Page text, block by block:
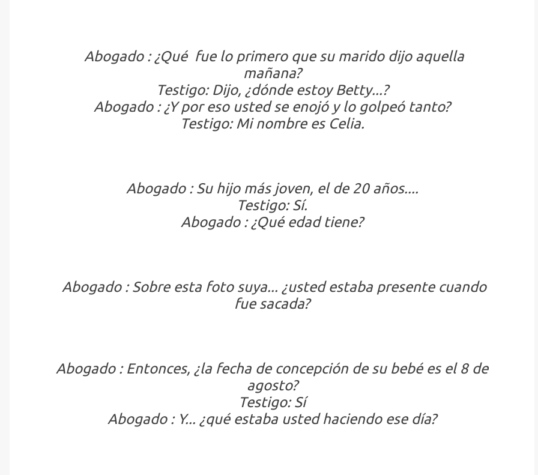
Abogado : ¿Qué fue lo primero que su marido dijo aquella
mañana?
Testigo: Dijo, ¿dónde estoy Betty...?
Abogado : ¿Y por eso usted se enojó y lo golpeó tanto?
Testigo: Mi nombre es Celia.
Abogado : Su hijo más joven, el de 20 años....
Testigo: Sí.
Abogado : ¿Qué edad tiene?
Abogado : Sobre esta foto suya... ¿usted estaba presente cuando
fue sacada?
Abogado : Entonces, ¿la fecha de concepción de su bebé es el 8 de
agosto?
Testigo: Sí
Abogado : Y... ¿qué estaba usted haciendo ese día?